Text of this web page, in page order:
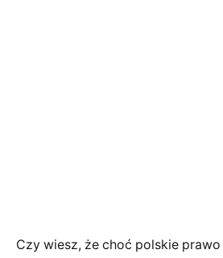
Czy wiesz, że choć polskie